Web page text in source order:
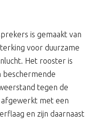
is gemaakt van
voor duurzame
Het rooster is
beschermende
tegen de
met een
en zijn daarnaast